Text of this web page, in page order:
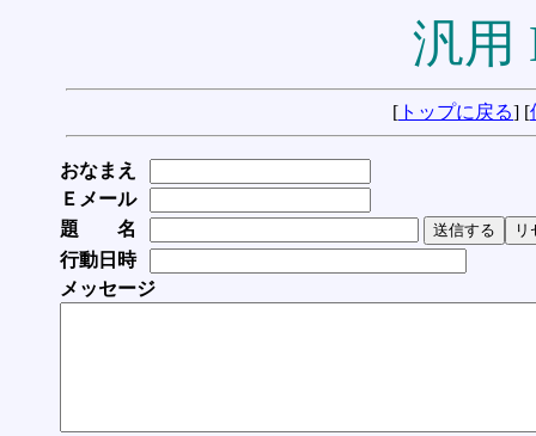
汎用
[ トップに戻る] [
おなまえ
Ｅメール
題 名
行動日時
メッセージ